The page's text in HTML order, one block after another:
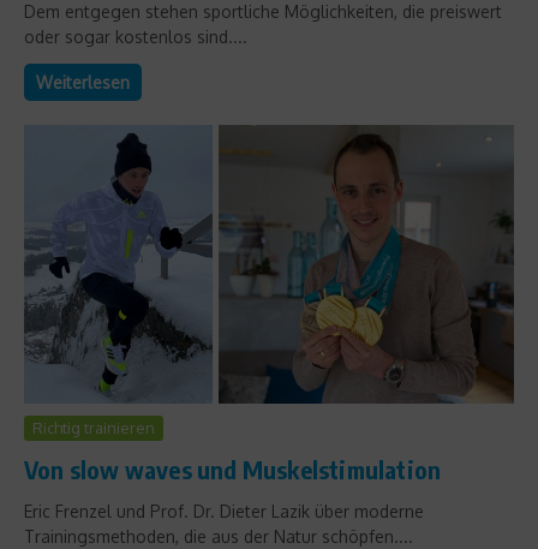
Dem entgegen stehen sportliche Möglichkeiten, die preiswert
oder sogar kostenlos sind....
Weiterlesen
Richtig trainieren
Von slow waves und Muskelstimulation
Eric Frenzel und Prof. Dr. Dieter Lazik über moderne
Trainingsmethoden, die aus der Natur schöpfen....